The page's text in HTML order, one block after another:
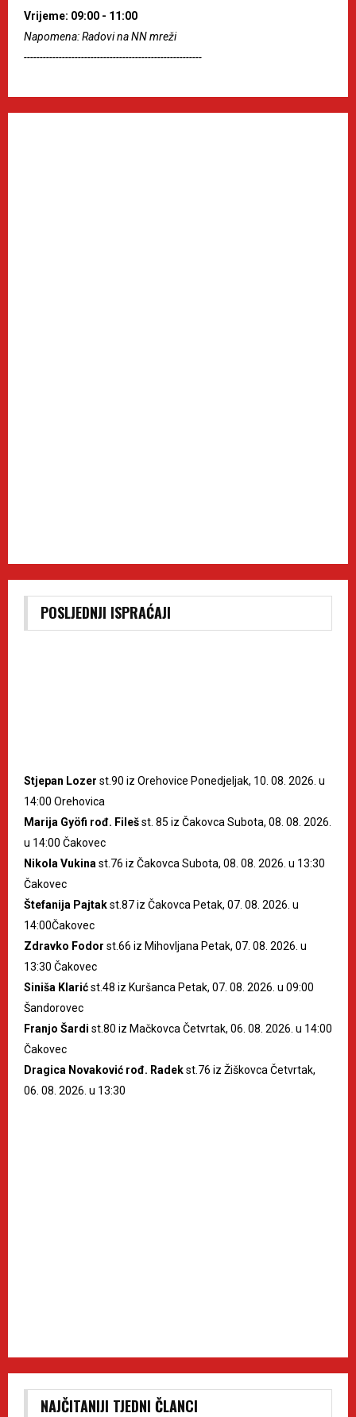
Vrijeme: 09:00 - 11:00
Napomena: Radovi na NN mreži
--------------------------------------------------------
POSLJEDNJI ISPRAĆAJI
Stjepan Lozer st.90 iz Orehovice Ponedjeljak, 10. 08. 2026. u
14:00 Orehovica
Marija Gyöfi rođ. Filešst. 85 iz Čakovca Subota, 08. 08. 2026.
u 14:00 Čakovec
Nikola Vukina st.76 iz Čakovca Subota, 08. 08. 2026. u 13:30
Čakovec
Štefanija Pajtakst.87 iz Čakovca Petak, 07. 08. 2026. u
14:00Čakovec
Zdravko Fodor st.66 iz Mihovljana Petak, 07. 08. 2026. u
13:30 Čakovec
Siniša Klarićst.48 iz Kuršanca Petak, 07. 08. 2026. u 09:00
Šandorovec
Franjo Šardi st.80 iz Mačkovca Četvrtak, 06. 08. 2026. u 14:00
Čakovec
Dragica Novaković rođ. Radekst.76 iz Žiškovca Četvrtak,
06. 08. 2026. u 13:30
NAJČITANIJI TJEDNI ČLANCI